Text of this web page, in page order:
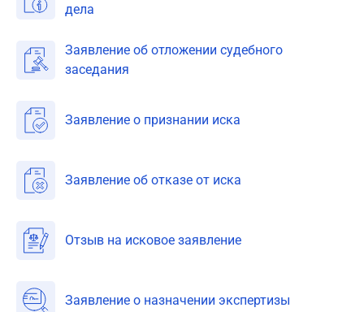
дела
Заявление об отложении судебного
заседания
Заявление о признании иска
Заявление об отказе от иска
Отзыв на исковое заявление
Заявление о назначении экспертизы